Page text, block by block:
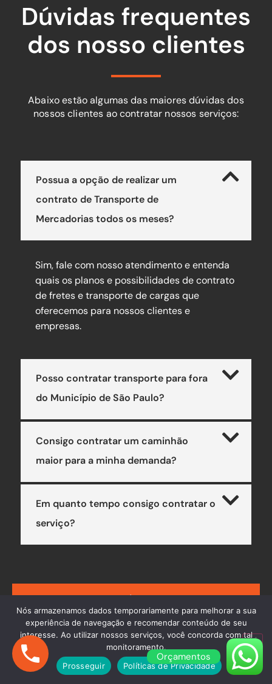
Dúvidas frequentes
dos nosso clientes
Abaixo estão algumas das maiores dúvidas dos
nossos clientes ao contratar nossos serviços:
Possua a opção de realizar um
contrato de Transporte de
Mercadorias todos os meses?
Sim, fale com nosso atendimento e entenda
quais os planos e possibilidades de contrato
de fretes e transporte de cargas que
oferecemos para nossos clientes e
empresas.
Posso contratar transporte para fora
do Município de São Paulo?
Consigo contratar um caminhão
maior para a minha demanda?
Em quanto tempo consigo contratar o
serviço?
CONTATO
Orçamentos
Nós armazenamos dados temporariamente para melhorar a sua
experiência de navegação e recomendar conteúdo de seu
interesse. Ao utilizar nossos serviços, você concorda com tal
monitoramento.
Prosseguir
Políticas de Privacidade